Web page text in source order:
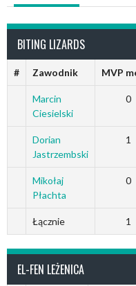
BITING LIZARDS
# Zawodnik MVP
Marcin
Ciesielski
0
Dorian
Jastrzembski
1
Mikołaj
Płachta
0
Łącznie 1
EL-FEN LEŻENICA